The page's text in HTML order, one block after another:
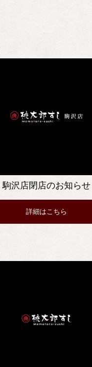
駒沢店閉店のお知らせ
詳細はこちら